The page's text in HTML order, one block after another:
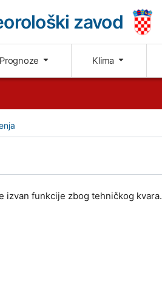
zavod
Prognoze Klima
izvan funkcije zbog tehničkog kvara.